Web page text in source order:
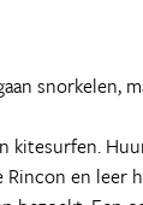
snorkelen,
en leer